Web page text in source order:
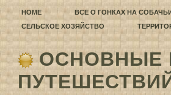
HOME ВСЕ О ГОНКАХ НА
СЕЛЬСКОЕ ХОЗЯЙСТВО
ОСНОВНЫЕ